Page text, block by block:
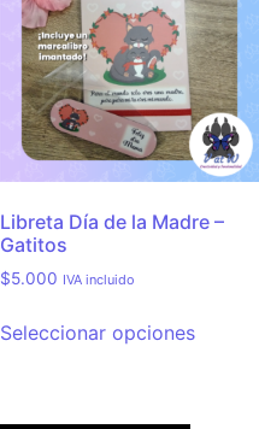
Libreta Día de la Madre –
Gatitos
$5.000 IVA incluido
Seleccionar opciones